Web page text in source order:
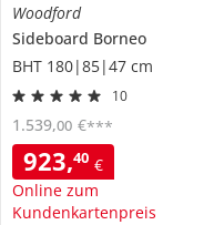
Woodford
Sideboard Borneo
BHT 180|85|47 cm
10
923,40 €
Online zum
Kundenkartenpreis
1.539,00 €***